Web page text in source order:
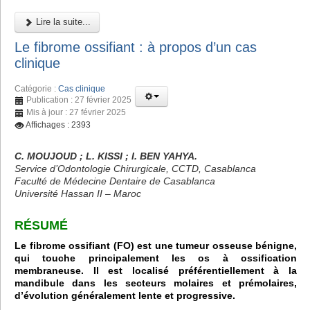
Lire la suite...
Le fibrome ossifiant : à propos d’un cas
clinique
Catégorie : Cas clinique
Publication : 27 février 2025
Mis à jour : 27 février 2025
Affichages : 2393
C. MOUJOUD ; L. KISSI ; I. BEN YAHYA.
Service d’Odontologie Chirurgicale, CCTD, Casablanca
Faculté de Médecine Dentaire de Casablanca
Université Hassan II – Maroc
RÉSUMÉ
Le fibrome ossifiant (FO) est une tumeur osseuse bénigne,
qui touche principalement les os à ossification
membraneuse. Il est localisé préférentiellement à la
mandibule dans les secteurs molaires et prémolaires,
d’évolution généralement lente et progressive.